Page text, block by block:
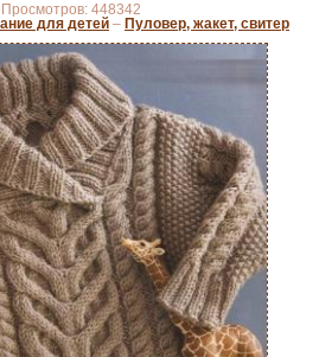
448342
для детей – Пуловер, жакет, свитер